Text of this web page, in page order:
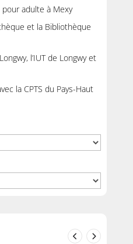
adulte à Mexy
et la Bibliothèque
l’IUT de Longwy et
la CPTS du Pays-Haut